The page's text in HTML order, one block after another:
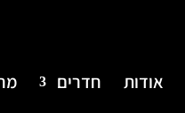
אודות חדרים